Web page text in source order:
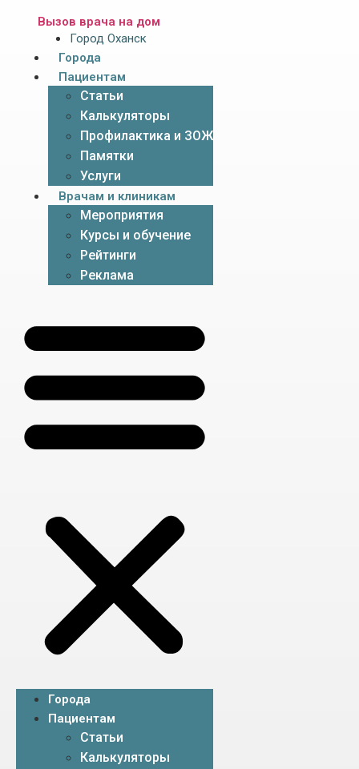
Вызов врача на дом
Город Оханск
Города
Пациентам
Статьи
Калькуляторы
Профилактика и ЗОЖ
Памятки
Услуги
Врачам и клиникам
Мероприятия
Курсы и обучение
Рейтинги
Реклама
Города
Пациентам
Статьи
Калькуляторы